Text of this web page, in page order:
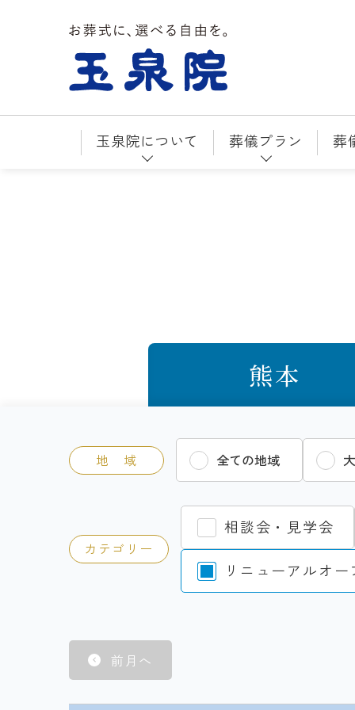
お葬式に、選べる自由を。玉泉院
玉泉院について 葬儀プラン 葬
熊本
地 域 全ての地域
カテゴリー
相談会・見学会
リニューアルオー
前月へ